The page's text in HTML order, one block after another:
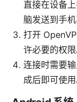
直接在设备
脑发送到手机
打开
许必要的权限
连接时需要
成后即可使用